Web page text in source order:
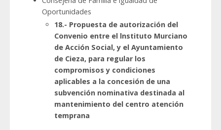
Oportunidades
18.- Propuesta de autorización del
Convenio entre el lnstituto Murciano
de Acción Social, y el Ayuntamiento
de Cieza, para regular los
compromisos y condiciones
aplicables a la concesión de una
subvención nominativa destinada al
mantenimiento del centro atención
temprana